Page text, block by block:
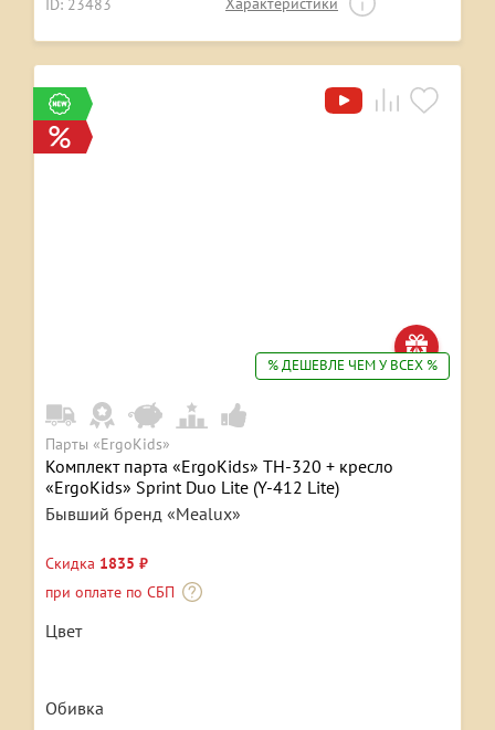
ID: 23483
% ДЕШЕВЛЕ ЧЕМ У ВСЕХ %
Парты «ErgoKids»
Комплект парта «ErgoKids» TH-320 + кресло
«ErgoKids» Sprint Duo Lite (Y-412 Lite)
Бывший бренд «Mealux»
Скидка 1835 ₽
при оплате по СБП
Цвет
Обивка